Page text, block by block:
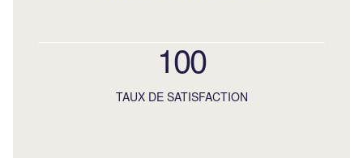
100
TAUX DE SATISFACTION